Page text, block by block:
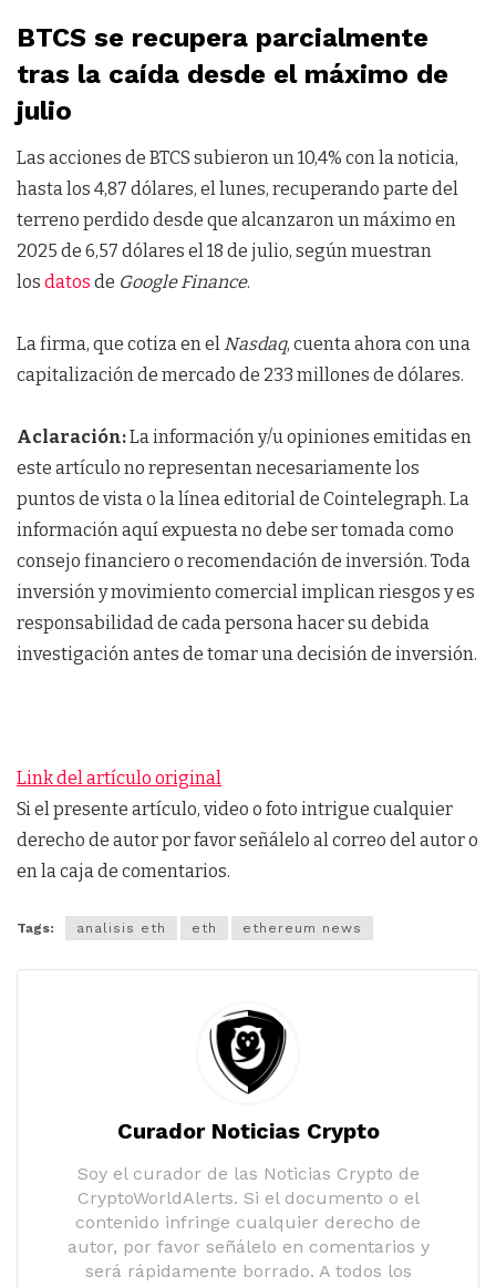
BTCS se recupera parcialmente
tras la caída desde el máximo de
julio
Las acciones de BTCS subieron un 10,4% con la noticia,
hasta los 4,87 dólares, el lunes, recuperando parte del
terreno perdido desde que alcanzaron un máximo en
2025 de 6,57 dólares el 18 de julio, según muestran
los datos de Google Finance.
La firma, que cotiza en el Nasdaq, cuenta ahora con una
capitalización de mercado de 233 millones de dólares.
Aclaración:La información y/u opiniones emitidas en
este artículo no representan necesariamente los
puntos de vista o la línea editorial de Cointelegraph. La
información aquí expuesta no debe ser tomada como
consejo financiero o recomendación de inversión. Toda
inversión y movimiento comercial implican riesgos y es
responsabilidad de cada persona hacer su debida
investigación antes de tomar una decisión de inversión.
Link del artículo original
Si el presente artículo, video o foto intrigue cualquier
derecho de autor por favor señálelo al correo del autor o
en la caja de comentarios.
Tags: analisis eth eth ethereum news
Curador Noticias Crypto
Soy el curador de las Noticias Crypto de
CryptoWorldAlerts. Si el documento o el
contenido infringe cualquier derecho de
autor, por favor señálelo en comentarios y
será rápidamente borrado. A todos los